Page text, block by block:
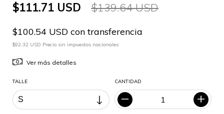
$111.71 USD $139.64 USD
$100.54 USD con transferencia
$92.32 USD Precio sin impuestos nacionales
Ver más detalles
TALLE CANTIDAD